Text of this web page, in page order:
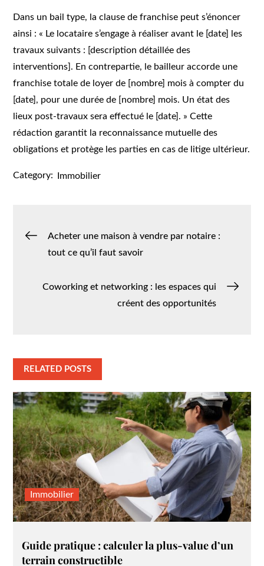
Dans un bail type, la clause de franchise peut s’énoncer
ainsi : « Le locataire s’engage à réaliser avant le [date] les
travaux suivants : [description détaillée des
interventions]. En contrepartie, le bailleur accorde une
franchise totale de loyer de [nombre] mois à compter du
[date], pour une durée de [nombre] mois. Un état des
lieux post-travaux sera effectué le [date]. » Cette
rédaction garantit la reconnaissance mutuelle des
obligations et protège les parties en cas de litige ultérieur.
Category: Immobilier
Navigation
Acheter une maison à vendre par notaire :
tout ce qu’il faut savoir
Coworking et networking : les espaces qui
créent des opportunités
RELATED POSTS
Immobilier
Guide pratique : calculer la plus-value d’un
terrain constructible